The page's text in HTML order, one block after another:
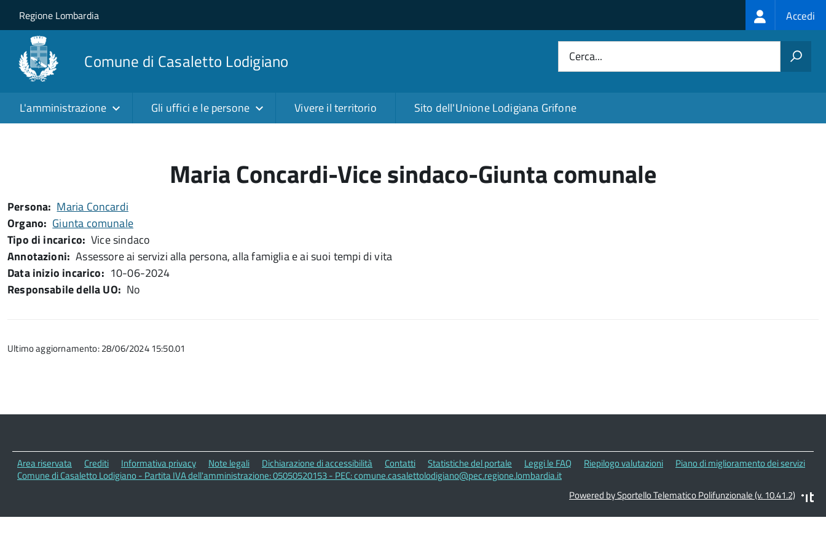
Salta al contenuto principale
Skip to site navigation
Regione Lombardia Login
menu
Accedi
Comune di Casaletto Lodigiano Cerca...
L'amministrazione Gli uffici e le persone Vivere il territorio Sito dell'Unione Lodigiana Grifone
Maria Concardi-Vice sindaco-Giunta comunale
Persona Maria Concardi
Organo Giunta comunale
Tipo di incarico Vice sindaco
Annotazioni Assessore ai servizi alla persona, alla famiglia e ai suoi tempi di vita
Data inizio incarico
10-06-2024
Responsabile della UO No
Ultimo aggiornamento: 28/06/2024 15:50.01
Area riservata Crediti Informativa privacy Note legali Dichiarazione di accessibilità Contatti Statistiche del portale Leggi le FAQ Riepilogo valutazioni
Piano di miglioramento dei servizi
Comune di Casaletto Lodigiano - Partita IVA dell'amministrazione: 05050520153 - PEC: comune.casalettolodigiano@pec.regione.lombardia.it
Powered by Sportello Telematico Polifunzionale (v. 10.41.2)